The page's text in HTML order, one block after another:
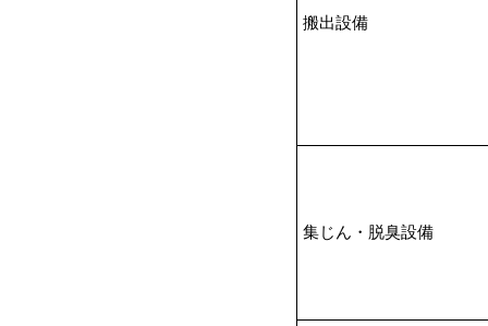
搬出設備
集じん・脱臭設備